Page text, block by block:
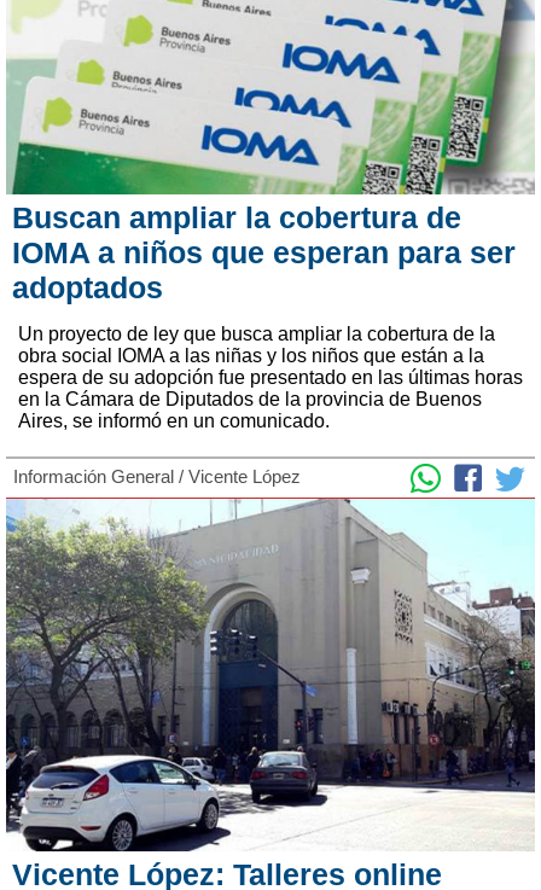
Buscan ampliar la cobertura de
IOMA a niños que esperan para ser
adoptados
Un proyecto de ley que busca ampliar la cobertura de la
obra social IOMA a las niñas y los niños que están a la
espera de su adopción fue presentado en las últimas horas
en la Cámara de Diputados de la provincia de Buenos
Aires, se informó en un comunicado.
Información General / Vicente López
Vicente López: Talleres online